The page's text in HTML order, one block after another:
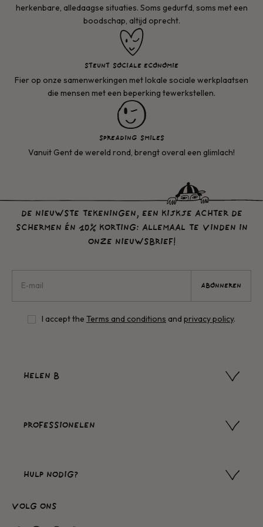
herkenbare, alledaagse situaties. Soms gedurfd, soms met een
boodschap, altijd oprecht.
STEUNT SOCIALE ECONOMIE
Fier op onze samenwerkingen met lokale sociale werkplaatsen
die mensen met een beperking tewerkstellen.
SPREADING SMILES
Vanuit Gent de wereld rond, brengt overal een glimlach!
DE NIEUWSTE TEKENINGEN, EEN KIJKJE ACHTER DE
SCHERMEN ÉN 10% KORTING: ALLEMAAL TE VINDEN IN
ONZE NIEUWSBRIEF!
ABONNEREN
I accept the Terms and conditions and privacy policy.
HELEN B
PROFESSIONELEN
HULP NODIG?
VOLG ONS